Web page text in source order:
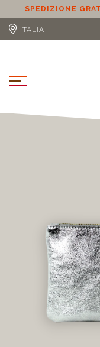
SPEDIZIONE
ITALIA